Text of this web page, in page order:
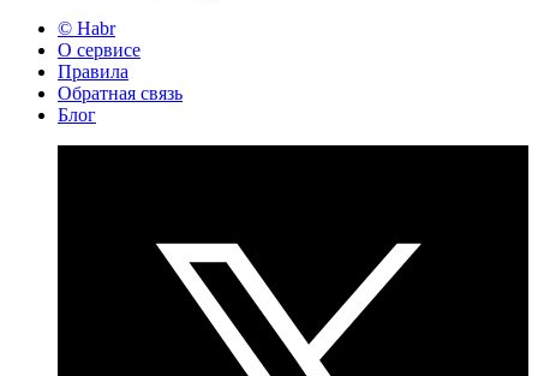
© Habr
О сервисе
Правила
Обратная связь
Блог